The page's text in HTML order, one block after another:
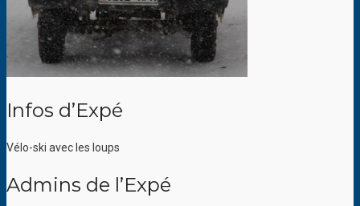
Infos d’Expé
Vélo-ski avec les loups
Admins de l’Expé